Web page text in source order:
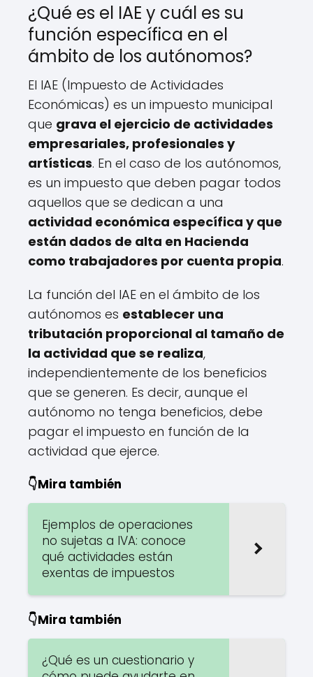
¿Qué es el IAE y cuál es su
función específica en el
ámbito de los autónomos?
El IAE (Impuesto de Actividades
Económicas) es un impuesto municipal
que grava el ejercicio de actividades
empresariales, profesionales y
artísticas. En el caso de los autónomos,
es un impuesto que deben pagar todos
aquellos que se dedican a una
actividad económica específica y que
están dados de alta en Hacienda
como trabajadores por cuenta propia.
La función del IAE en el ámbito de los
autónomos es establecer una
tributación proporcional al tamaño de
la actividad que se realiza,
independientemente de los beneficios
que se generen. Es decir, aunque el
autónomo no tenga beneficios, debe
pagar el impuesto en función de la
actividad que ejerce.
👇Mira también
Ejemplos de operaciones
no sujetas a IVA: conoce
qué actividades están
exentas de impuestos
👇Mira también
¿Qué es un cuestionario y